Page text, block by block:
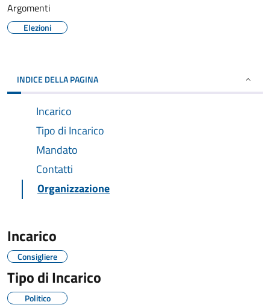
Argomenti
Elezioni
INDICE DELLA PAGINA
Incarico
Tipo di Incarico
Mandato
Contatti
Organizzazione
Incarico
Consigliere
Tipo di Incarico
Politico